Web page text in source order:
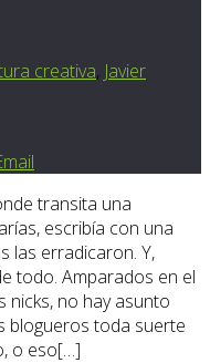
creativa, Javier
transita una
escribía con una
las erradicaron. Y,
todo. Amparados en el
nicks, no hay asunto
blogueros toda suerte
o eso[…]